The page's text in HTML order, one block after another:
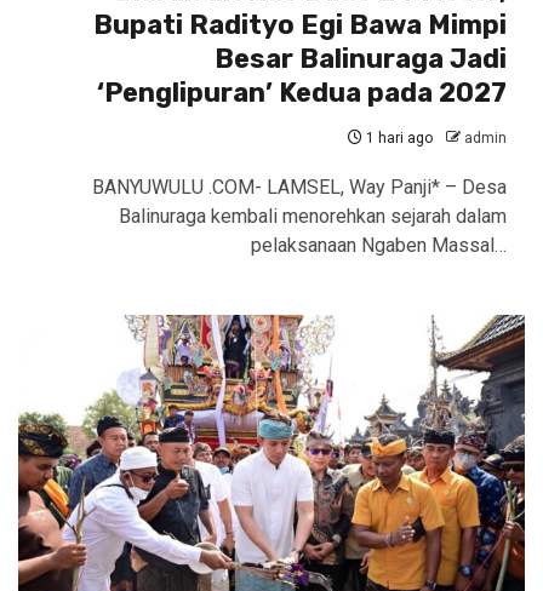
Bupati Radityo Egi Bawa Mimpi
Besar Balinuraga Jadi
‘Penglipuran’ Kedua pada 2027
1 hari ago admin
BANYUWULU .COM- LAMSEL, Way Panji* – Desa
Balinuraga kembali menorehkan sejarah dalam
pelaksanaan Ngaben Massal…